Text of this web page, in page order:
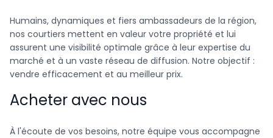
Humains, dynamiques et fiers ambassadeurs de la région,
nos courtiers mettent en valeur votre propriété et lui
assurent une visibilité optimale grâce à leur expertise du
marché et à un vaste réseau de diffusion. Notre objectif :
vendre efficacement et au meilleur prix.
Acheter avec nous
À l'écoute de vos besoins, notre équipe vous accompagne